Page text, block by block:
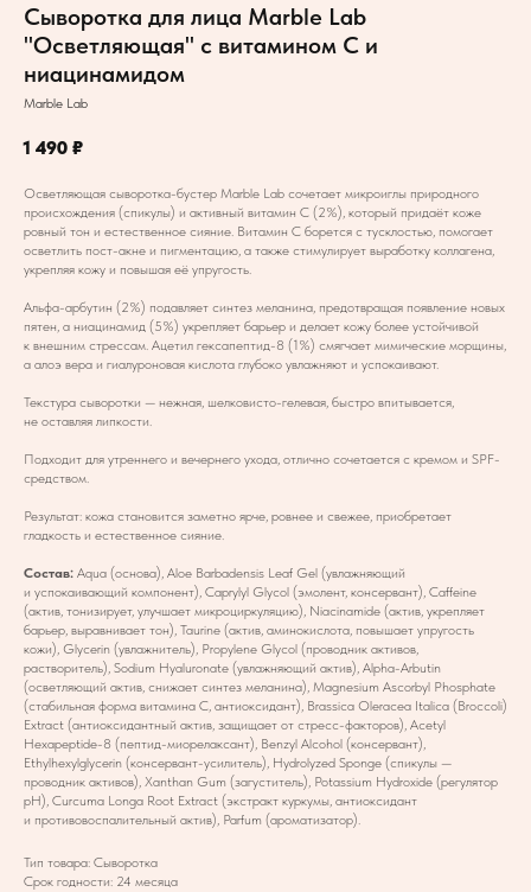
Сыворотка для лица Marble Lab
"Осветляющая" с витамином С и
ниацинамидом
Marble Lab
1 490 ₽
Осветляющая сыворотка-бустер Marble Lab сочетает микроиглы природного
происхождения (спикулы) и активный витамин С (2%), который придаёт коже
ровный тон и естественное сияние. Витамин С борется с тусклостью, помогает
осветлить пост-акне и пигментацию, а также стимулирует выработку коллагена,
укрепляя кожу и повышая её упругость.
Альфа-арбутин (2%) подавляет синтез меланина, предотвращая появление новых
пятен, а ниацинамид (5%) укрепляет барьер и делает кожу более устойчивой
к внешним стрессам. Ацетил гексапептид-8 (1%) смягчает мимические морщины,
а алоэ вера и гиалуроновая кислота глубоко увлажняют и успокаивают.
Текстура сыворотки — нежная, шелковисто-гелевая, быстро впитывается,
не оставляя липкости.
Подходит для утреннего и вечернего ухода, отлично сочетается с кремом и SPF-
средством.
Результат: кожа становится заметно ярче, ровнее и свежее, приобретает
гладкость и естественное сияние.
Состав: Aqua (основа), Aloe Barbadensis Leaf Gel (увлажняющий
и успокаивающий компонент), Caprylyl Glycol (эмолент, консервант), Caffeine
(актив, тонизирует, улучшает микроциркуляцию), Niacinamide (актив, укрепляет
барьер, выравнивает тон), Taurine (актив, аминокислота, повышает упругость
кожи), Glycerin (увлажнитель), Propylene Glycol (проводник активов,
растворитель), Sodium Hyaluronate (увлажняющий актив), Alpha-Arbutin
(осветляющий актив, снижает синтез меланина), Magnesium Ascorbyl Phosphate
(стабильная форма витамина C, антиоксидант), Brassica Oleracea Italica (Broccoli)
Extract (антиоксидантный актив, защищает от стресс-факторов), Acetyl
Hexapeptide-8 (пептид-миорелаксант), Benzyl Alcohol (консервант),
Ethylhexylglycerin (консервант-усилитель), Hydrolyzed Sponge (спикулы —
проводник активов), Xanthan Gum (загуститель), Potassium Hydroxide (регулятор
pH), Curcuma Longa Root Extract (экстракт куркумы, антиоксидант
и противовоспалительный актив), Parfum (ароматизатор).
Тип товара: Сыворотка
Срок годности: 24 месяца